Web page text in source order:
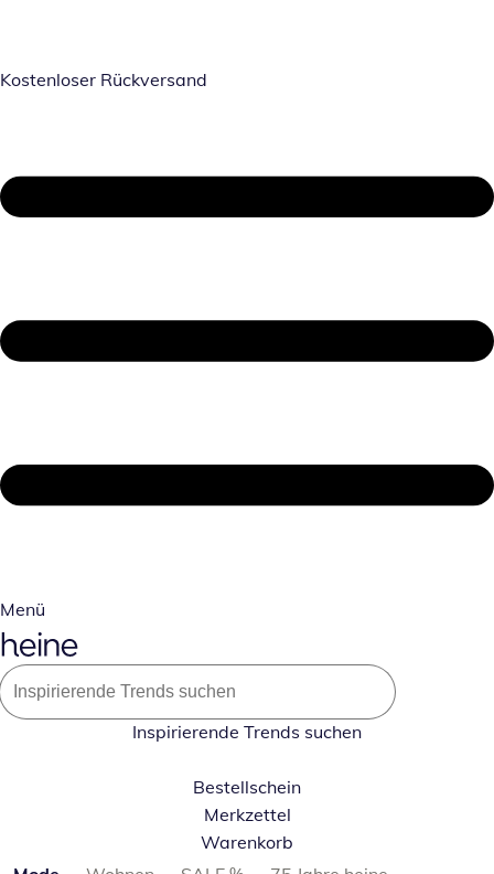
Kostenloser Rückversand
Menü
Inspirierende Trends suchen
Bestellschein
Merkzettel
Warenkorb
Produktkategorien überspringen